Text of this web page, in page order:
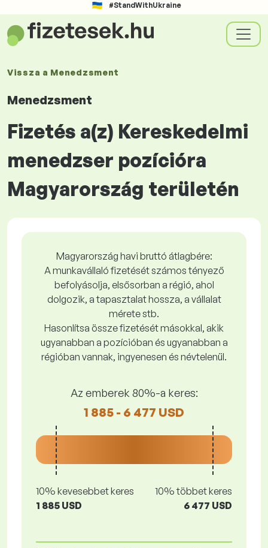
#StandWithUkraine
Vissza a Menedzsment
Menedzsment
Fizetés a(z) Kereskedelmi
menedzser pozícióra
Magyarország területén
Magyarország havi bruttó átlagbére:
A munkavállaló fizetését számos tényező
befolyásolja, elsősorban a régió, ahol
dolgozik, a tapasztalat hossza, a vállalat
mérete stb.
Hasonlítsa össze fizetését másokkal, akik
ugyanabban a pozícióban és ugyanabban a
régióban vannak, ingyenesen és névtelenül.
Az emberek 80%-a keres:
1 885 - 6 477 USD
10% kevesebbet keres
1 885 USD
10% többet keres
6 477 USD